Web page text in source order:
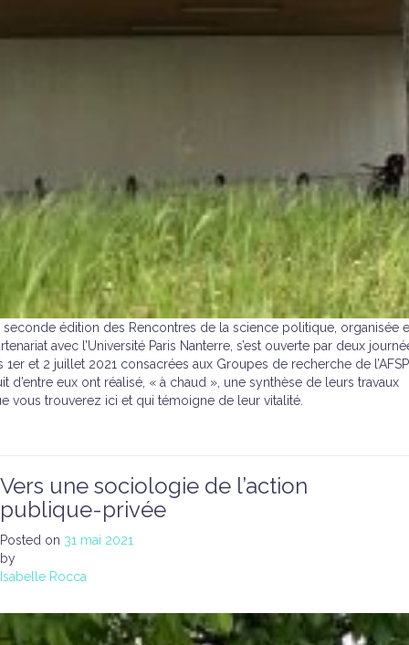
seconde édition des Rencontres de la science politique, organisée
avec l’Université Paris Nanterre, s’est ouverte par deux
1er et 2 juillet 2021 consacrées aux Groupes de recherche de
d’entre eux ont réalisé, « à chaud », une synthèse de leurs travaux
vous trouverez ici et qui témoigne de leur vitalité.
Vers une sociologie de l’action
publique-privée
Posted on 31 mai 2021
by
Isabelle Rocca